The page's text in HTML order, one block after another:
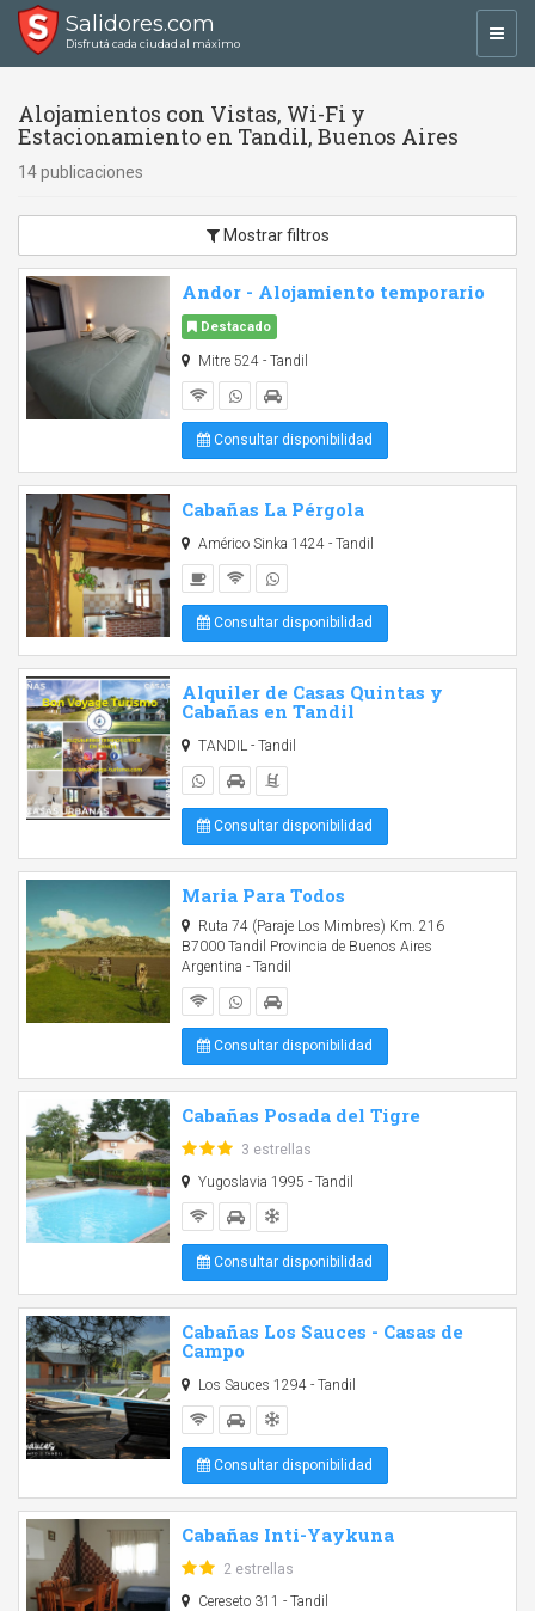
Salidores.com
Disfrutá cada ciudad al máximo
Alojamientos con Vistas, Wi-Fi y
Estacionamiento en Tandil, Buenos Aires
14 publicaciones
Mostrar filtros
Andor - Alojamiento temporario
Destacado
Mitre 524 - Tandil
Consultar disponibilidad
Cabañas La Pérgola
Américo Sinka 1424 - Tandil
Consultar disponibilidad
Alquiler de Casas Quintas y
Cabañas en Tandil
TANDIL - Tandil
Consultar disponibilidad
Maria Para Todos
Ruta 74 (Paraje Los Mimbres) Km. 216
B7000 Tandil Provincia de Buenos Aires
Argentina - Tandil
Consultar disponibilidad
Cabañas Posada del Tigre
3 estrellas
Yugoslavia 1995 - Tandil
Consultar disponibilidad
Cabañas Los Sauces - Casas de
Campo
Los Sauces 1294 - Tandil
Consultar disponibilidad
Cabañas Inti-Yaykuna
2 estrellas
Cereseto 311 - Tandil